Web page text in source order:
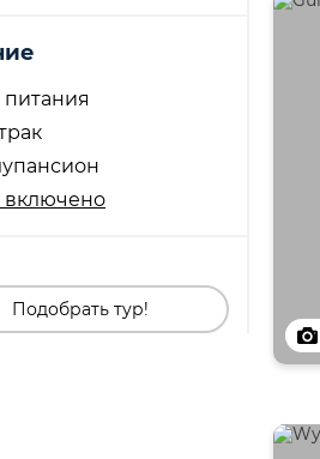
питания
включено
Подобрать тур!